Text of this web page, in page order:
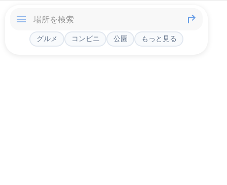
グルメ コンビニ 公園 もっと見る